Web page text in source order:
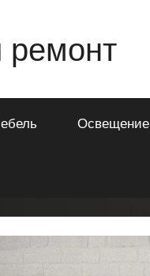
ремонт
Освещение